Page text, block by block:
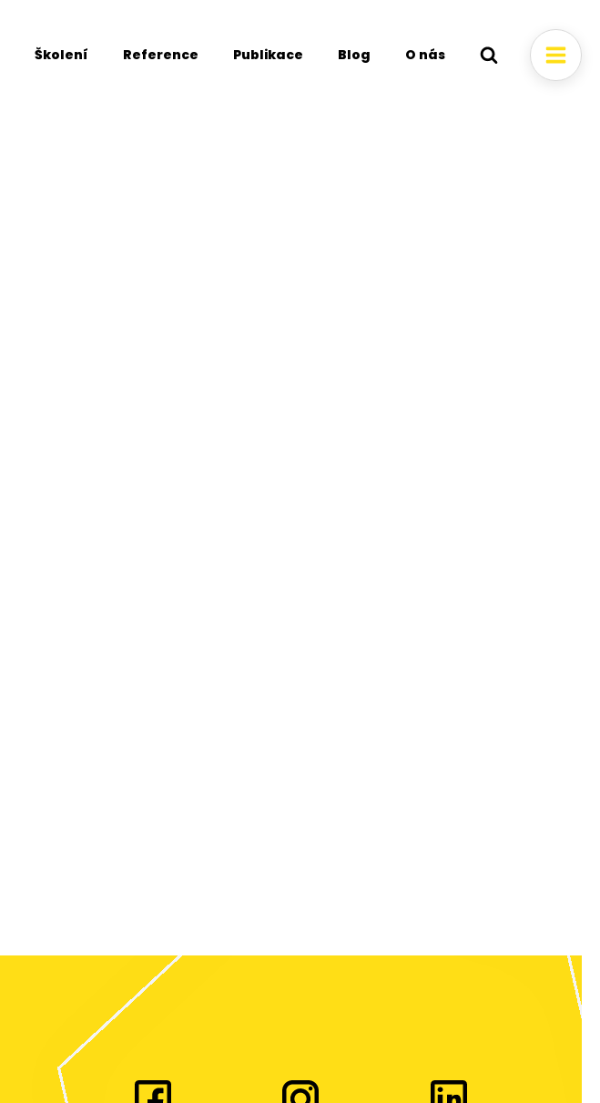
Školení Reference Publikace Blog O nás